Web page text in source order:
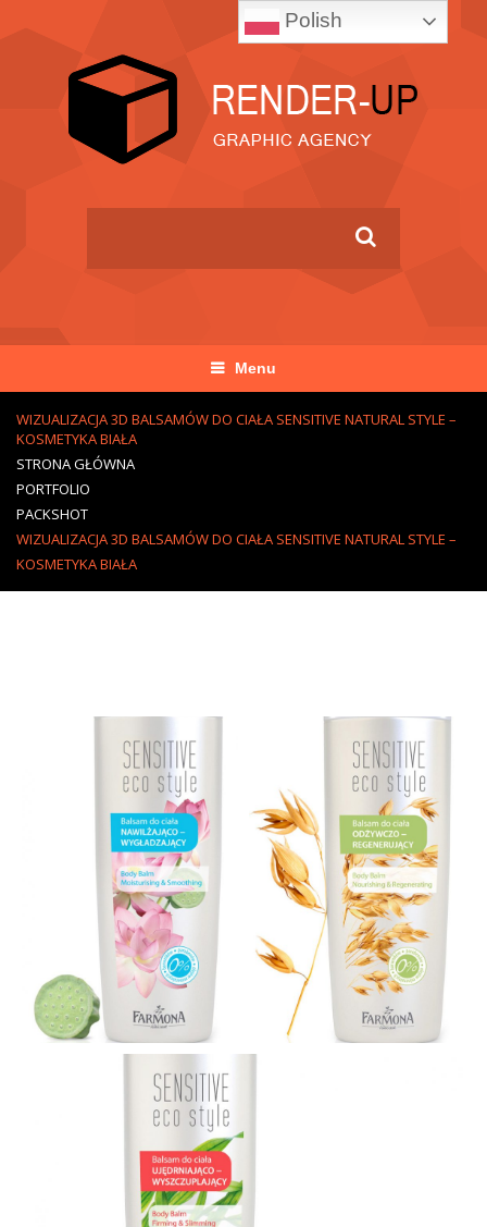
Menu
WIZUALIZACJA 3D BALSAMÓW DO CIAŁA SENSITIVE NATURAL STYLE –
KOSMETYKA BIAŁA
STRONA GŁÓWNA
PORTFOLIO
PACKSHOT
WIZUALIZACJA 3D BALSAMÓW DO CIAŁA SENSITIVE NATURAL STYLE –
KOSMETYKA BIAŁA
Polish